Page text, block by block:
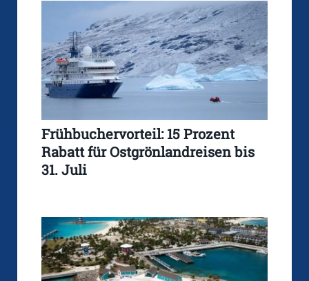
Frühbuchervorteil: 15 Prozent
Rabatt für Ostgrönlandreisen bis
31. Juli